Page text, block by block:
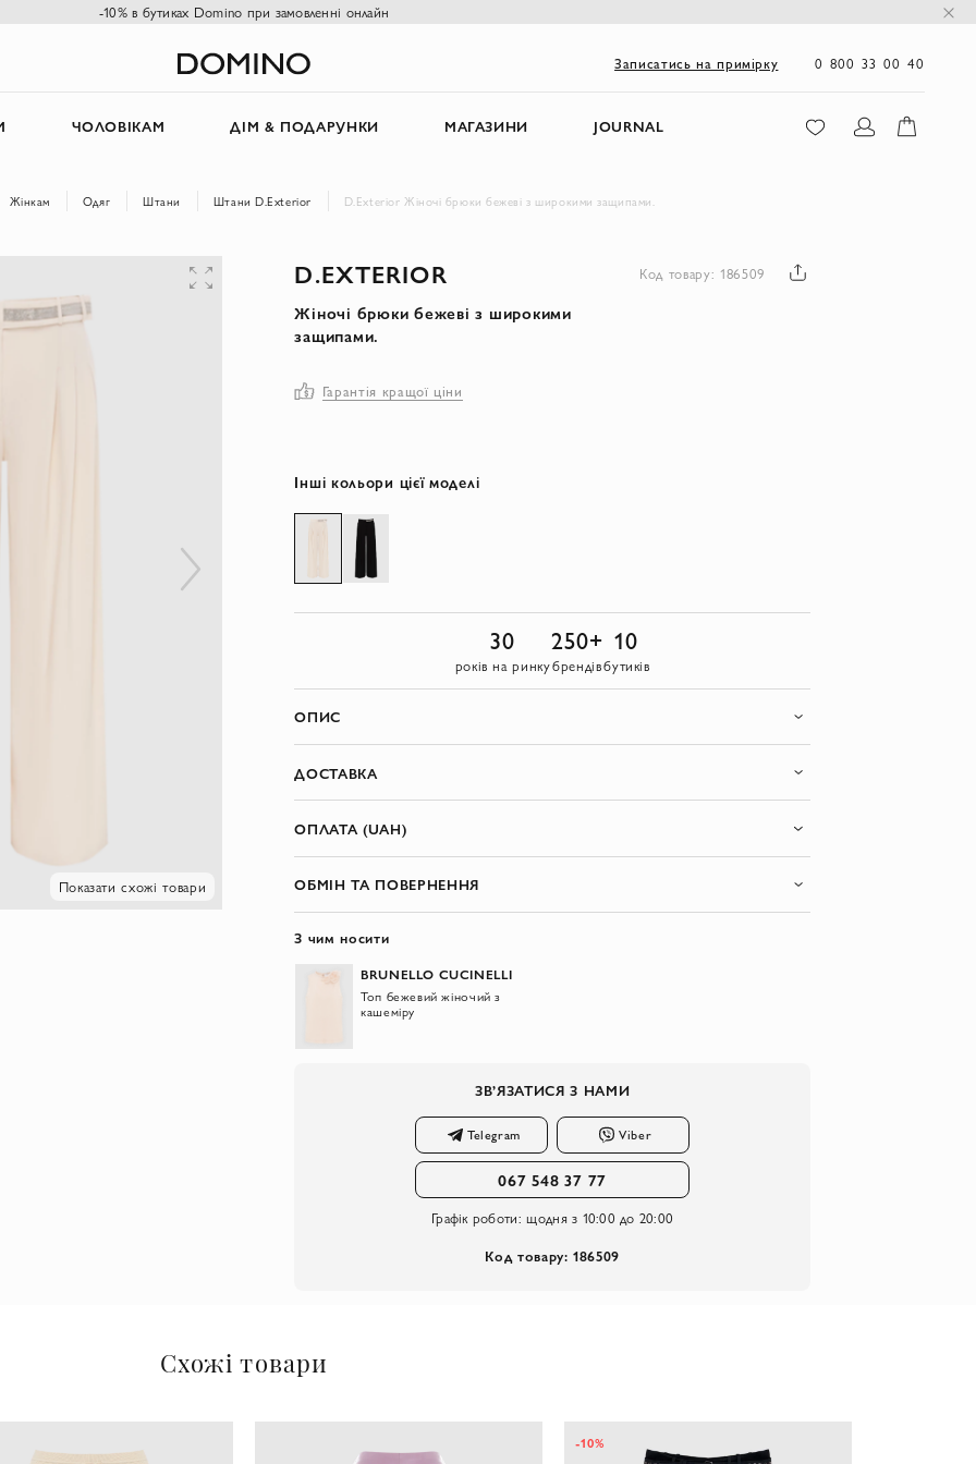
-10% в бутиках Domino при замовленні онлайн
Записатись на примірку 0 800 33 00 40
ЧОЛОВІКАМ ДІМ & ПОДАРУНКИ МАГАЗИНИ JOURNAL
Жінкам Одяг Штани Штани D.Exterior D.Exterior Жіночі брюки бежеві з широкими защипами.
Показати схожі товари
D.EXTERIOR Код товару: 186509
Жіночі брюки бежеві з широкими
защипами.
Гарантія кращої ціни
Інші кольори цієї моделі
30
років на ринку
250+
брендів
10
бутиків
ОПИС
ДОСТАВКА
ОПЛАТА (UAH)
ОБМІН ТА ПОВЕРНЕННЯ
З чим носити
BRUNELLO CUCINELLI
Топ бежевий жіночий з
кашеміру
ЗВ’ЯЗАТИСЯ З НАМИ
Telegram Viber
067 548 37 77
Графік роботи: щодня з 10:00 до 20:00
Код товару: 186509
Схожі товари
-54%